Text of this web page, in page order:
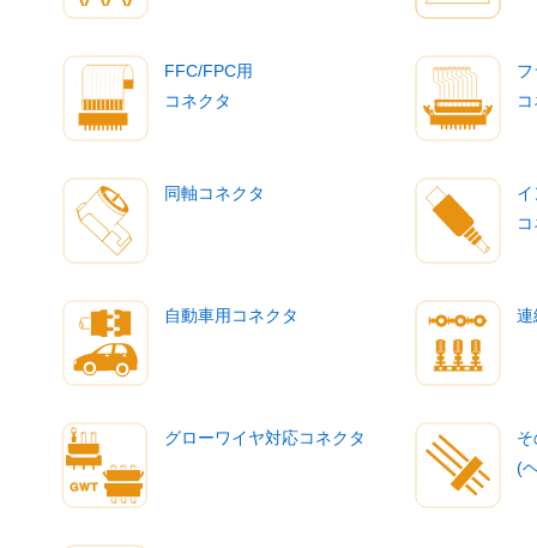
FFC/FPC用
コネクタ
同軸コネクタ
自動車用コネクタ 連
グローワイヤ対応コネクタ
(